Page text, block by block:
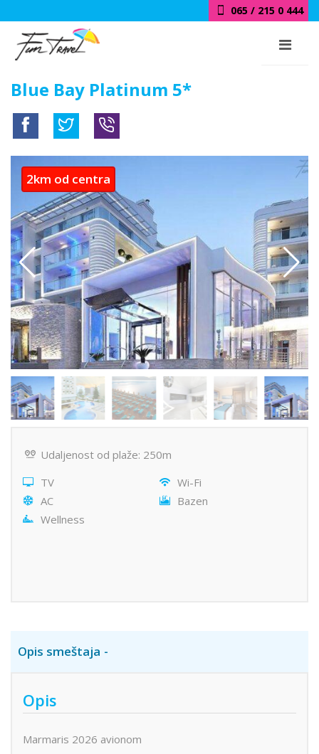
Blue Bay Platinum 5*
2km od centra
Udaljenost od plaže: 250m
TV
Wi-Fi
AC
Bazen
Wellness
Opis smeštaja
Opis
Marmaris 2026 avionom